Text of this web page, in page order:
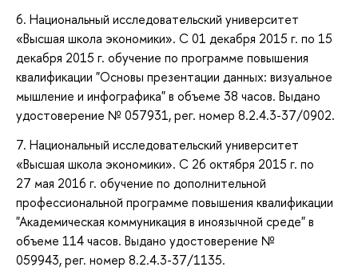
6. Национальный исследовательский университет
«Высшая школа экономики». С 01 декабря 2015 г. по 15
декабря 2015 г. обучение по программе повышения
квалификации "Основы презентации данных: визуальное
мышление и инфографика" в объеме 38 часов. Выдано
удостоверение № 057931, рег. номер 8.2.4.3-37/0902.
7. Национальный исследовательский университет
«Высшая школа экономики». С 26 октября 2015 г. по
27 мая 2016 г. обучение по дополнительной
профессиональной программе повышения квалификации
"Академическая коммуникация в иноязычной среде" в
объеме 114 часов. Выдано удостоверение №
059943, рег. номер 8.2.4.3-37/1135.